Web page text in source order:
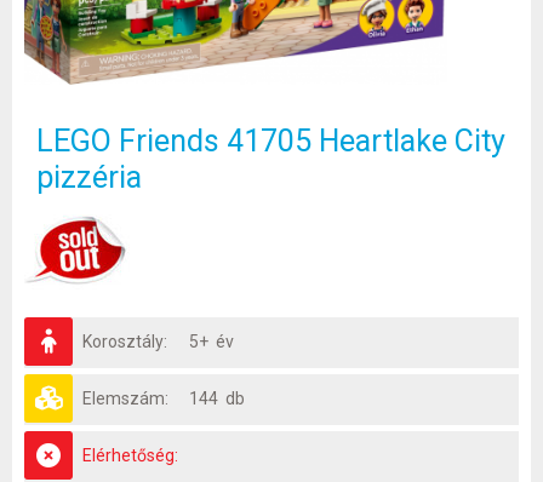
LEGO Friends 41705 Heartlake City
pizzéria
Korosztály: 5+ év
Elemszám: 144 db
Elérhetőség: